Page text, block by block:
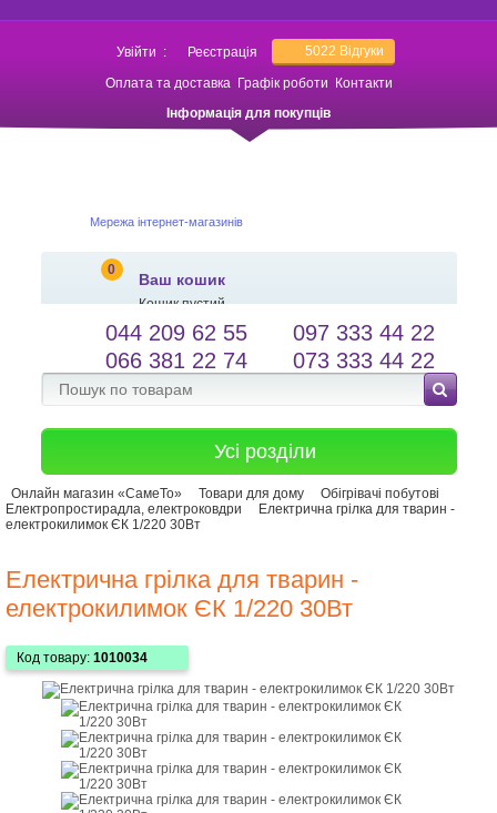
Увійти : Реєстрація 5022 Відгуки
Оплата та доставка Графік роботи
Контакти
Інформація для покупців
Мережа інтернет-магазинів
0
Ваш кошик
Кошик пустий
salessameto@gmail.com
Зворотній зв'язок
Мова сайту
044 209 62 55
097 333 44 22
066 381 22 74
073 333 44 22
Усі розділи
Онлайн магазин «СамеТо» Товари для дому
Обігрівачі побутові
Електропростирадла, електроковдри
Електрична грілка для тварин -
електрокилимок ЄК 1/220 30Вт
Електрична грілка для тварин -
електрокилимок ЄК 1/220 30Вт
Код товару: 1010034